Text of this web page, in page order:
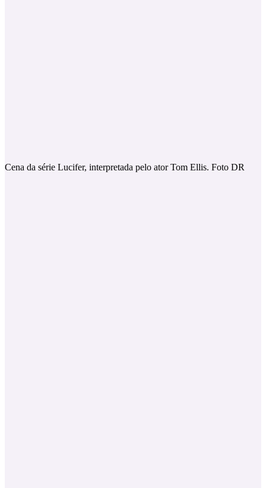
Cena da série Lucifer, interpretada pelo ator Tom Ellis. Foto DR